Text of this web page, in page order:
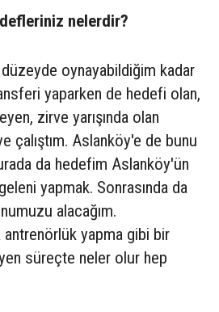
nelerdir?
oynayabildiğim kadar
yaparken de hedefi olan,
zirve yarışında olan
çalıştım. Aslanköy'e de bunu
da hedefim Aslanköy'ün
yapmak. Sonrasında da
alacağım.
yapma gibi bir
süreçte neler olur hep